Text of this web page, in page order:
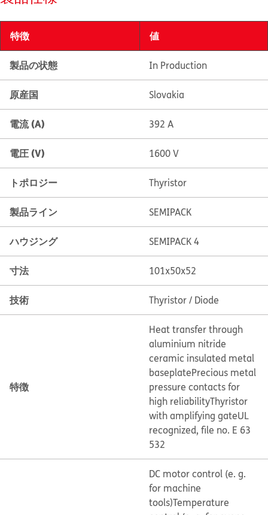
特徴 値
製品の状態 In Production
原産国 Slovakia
電流 (A) 392 A
電圧 (V) 1600 V
トポロジー Thyristor
製品ライン SEMIPACK
ハウジング SEMIPACK 4
寸法 101x50x52
技術 Thyristor / Diode
特徴
Heat transfer through
aluminium nitride
ceramic insulated metal
baseplatePrecious metal
pressure contacts for
high reliabilityThyristor
with amplifying gateUL
recognized, file no. E 63
532
DC motor control (e. g.
for machine
tools)Temperature